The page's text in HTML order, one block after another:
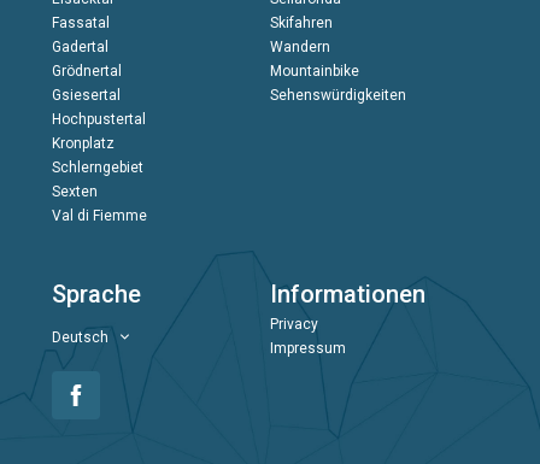
Fassatal
Gadertal
Grödnertal
Gsiesertal
Hochpustertal
Kronplatz
Schlerngebiet
Sexten
Val di Fiemme
Skifahren
Wandern
Mountainbike
Sehenswürdigkeiten
Sprache
Deutsch
Informationen
Privacy
Impressum